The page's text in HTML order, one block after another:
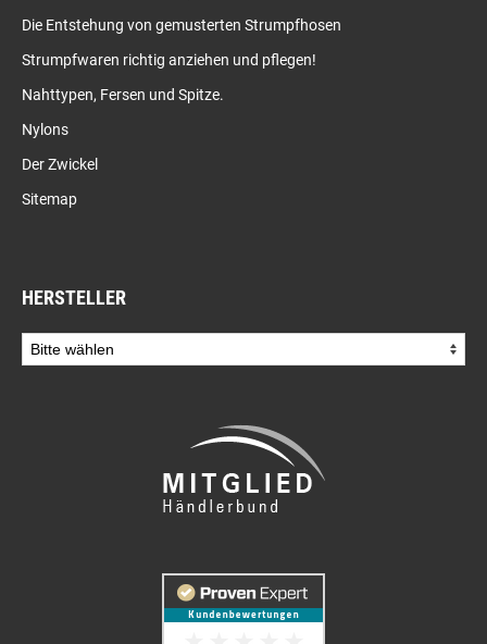
Die Entstehung von gemusterten Strumpfhosen
Strumpfwaren richtig anziehen und pflegen!
Nahttypen, Fersen und Spitze.
Nylons
Der Zwickel
Sitemap
HERSTELLER